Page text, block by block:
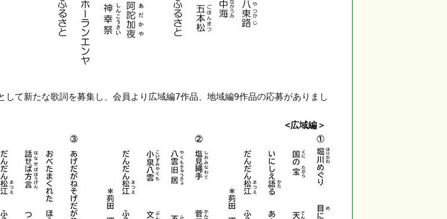
て新たな歌詞を募集し、会員より広域編7作品、地域編9作品の応募がありまし
<広域編＞